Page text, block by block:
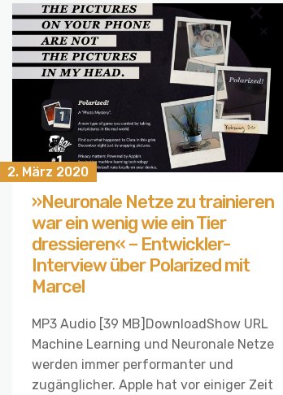
2. März 2020
»Neuronale Netze zu trainieren
war ein wenig wie ein Tier
dressieren« – Entwickler-
Interview über Polarized mit
Marcel
MP3 Audio [39 MB]DownloadShow URL
Machine Learning und Neuronale Netze
werden immer performanter und
zugänglicher. Apple hat vor einiger Zeit